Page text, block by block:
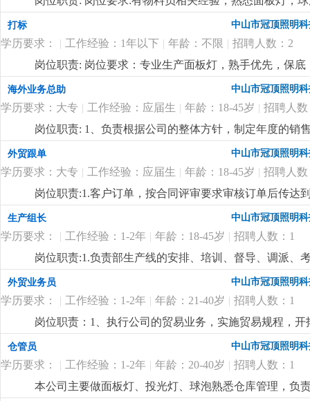
打标 中山市冠顶照明
学历要求： | 工作经验：1年以下 | 年龄：不限 | 招聘人数：2
岗位职责: 岗位要求：专业生产面板灯，熟手优先，保
吃包住，不吃不住补贴400元，每月设有全勤奖100/月
海外业务总助 中山市冠顶照明
学历要求：大专 | 工作经验：应届生 | 年龄：18-45岁 | 招聘人数
岗位职责: 1、负责根据公司的整体方针，制定年度的销
2、负责开拓新客户，维护老客户，对新老客户进行公
员协调各个部门的关系，使业务工作可以畅通进行；4
排、业务培训等，并对业务员的工作方式进行指导，监
完成情况对其进行考核，向公司提交业务人员的奖惩建
实施各种促销、宣传活动。岗位要求:1.男性，18-45岁
作地点在国外，薪资10000+，具体的以面谈为准更详细...
外贸跟单 中山市冠顶照明
学历要求：大专 | 工作经验：应届生 | 年龄：18-45岁 | 招聘人数
岗位职责:1.客户订单，按合同评审要求审核订单后传达
2.根据生产部反馈信息掌握生产进度及欠料、品质问题
安排生产，跟踪样品进度及客户确认结果。安排送样、
知相关部门5.客户资信、客户订单、文件分发的整理和
记、初步处理、信息传递及处理结果跟踪7.经常与客户
wod等办公软件；。自制成品输入、输出月结及成品电
顾客满意度测量程序对客户满意度进行调查及汇总分析
守则外，心须遵守公司制定的工作守则，有违反守则的
优先考虑，男女不限2.英语能力四级以上3.有较好的沟
4.工作有条理，细致、认真、有责任心，办事严谨5.熟
文字撰写能力和较强的沟通协调以及语言表达能力7.上
生产组长 中山市冠顶照明
学历要求： | 工作经验：1-2年 | 年龄：18-45岁 | 招聘人数：1
岗位职责:1.负责部生产线的安排、培训、督导、调派、
掌握属员之心态与动向，及时反映属员之情况，并研拟
融入公司文化、热爱公司、热爱本行业、为公司创造效
生产任务、生产顺序及完成期限，产前说明并严格执行
况，调控好生产序次与进度，带领团队按时、保质、保
施且督导实施，确定指标产量并贯彻达成 4.负责安排人
中之自我品质控制及物料损耗有效管制之督导 6.负责品
报表之编制、审核、分析与呈报8.负责作业现场6s工作
位要求:1.1年以上生产现场管理工作经验,有电子产品生
质量控制及生产效率提升4.生产现场''6s‘管理 更详细 ...
外贸业务员 中山市冠顶照明
学历要求： | 工作经验：1-2年 | 年龄：21-40岁 | 招聘人数：1
岗位职责：1、执行公司的贸易业务，实施贸易规程，
同；3、负责生产跟踪、发货、现场监装；4、负责单证
6、业务相关资料的整理和归档；7、相关业务工作的汇
上.3、会计算机办公软件操作；4、热爱外贸销售工作
较强的事业心、团队合作精神和独立处事能力，勇于开
仓管员 中山市冠顶照明
学历要求： | 工作经验：1-2年 | 年龄：20-40岁 | 招聘人数：1
本公司主要做面板灯、投光灯、球泡熟悉仓库管理，负